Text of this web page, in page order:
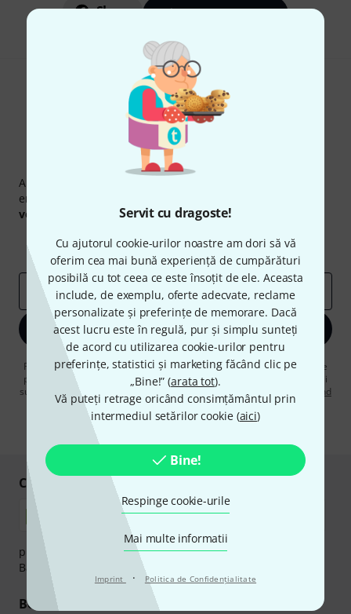
Servit cu dragoste!
Cu ajutorul cookie-urilor noastre am dori să vă
oferim cea mai bună experiență de cumpărături
posibilă cu tot ceea ce este însoțit de ele. Aceasta
include, de exemplu, oferte adecvate, reclame
personalizate și preferințe de memorare. Dacă
acest lucru este în regulă, pur și simplu sunteți
de acord cu utilizarea cookie-urilor pentru
preferințe, statistici și marketing făcând clic pe
„Bine!” (arata tot).
Vă puteți retrage oricând consimțământul prin
intermediul setărilor cookie (aici)
Bine!
Respinge cookie-urile
Mai multe informatii
Imprint · Politica de Confidenţialitate
Share Ajutor și feedback
Newsletter Thomann
Abonați-vă la buletinul informativ Thomann în limba
engleză și, cu puțin noroc, puteți câștiga unul dintre
voucherele
în valoare de50 € fiecare!
Contribuții inspiraționale
Oferte
Perspectivele Thomann
adresă de email *
Înscrie-te acum
Făcând clic pe „Înscrie-te acum”, sunteți de acord să primiți publicitate
prin e-mail. Vă puteți dezabona în orice moment. Puteți găsi informații
suplimentare despre buletinul informativ înregulamentul nostru privind
protecția datelor.
Cumpărați și plătiți în siguranță
plata se poate efectua în siguranță cu Ramburs, Transfer
Bancar sau Card de credit.
Beneficiile tale